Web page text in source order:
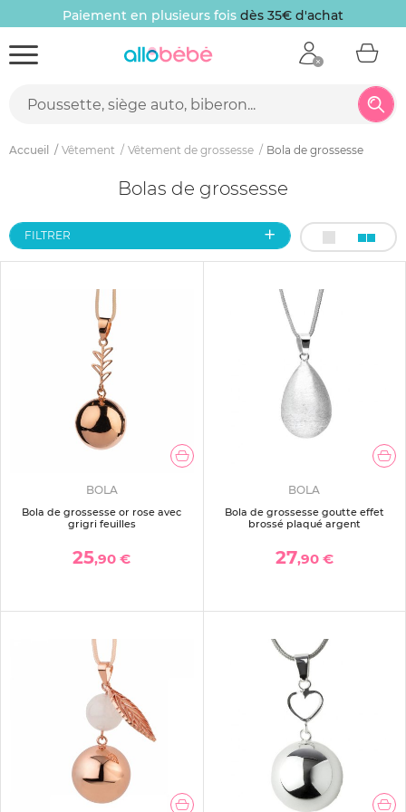
Paiement en plusieurs fois dès 35€ d'achat
Accueil Vêtement Vêtement de grossesse Bola de grossesse
Bolas de grossesse
FILTRER
BOLA
Bola de grossesse or rose avec
grigri feuilles
25,90 €
BOLA
Bola de grossesse goutte effet
brossé plaqué argent
27,90 €